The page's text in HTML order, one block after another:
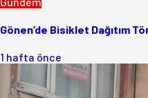
Gönen’de Bisiklet Dağıtım
1 hafta önce